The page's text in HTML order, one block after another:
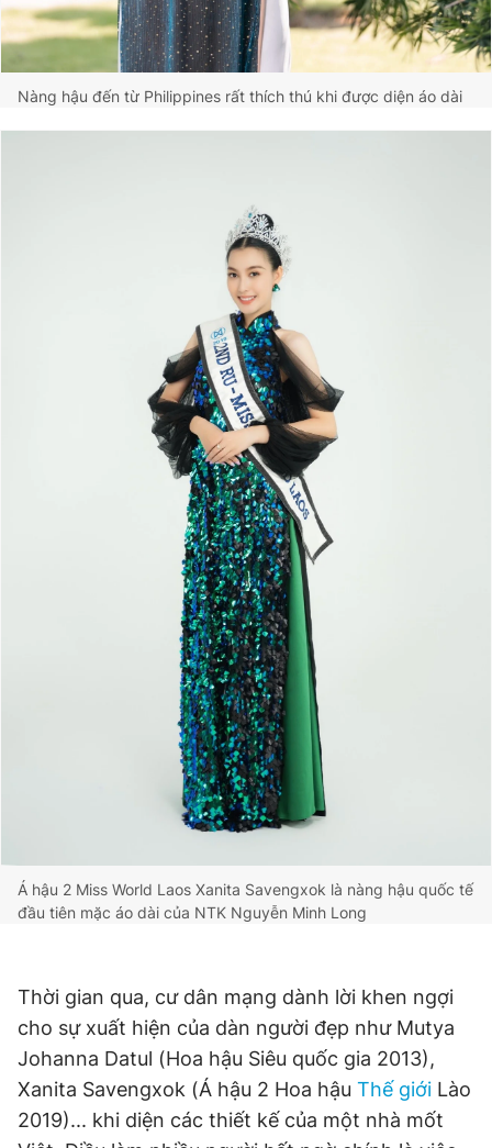
Nàng hậu đến từ Philippines rất thích thú khi được diện áo dài
Á hậu 2 Miss World Laos Xanita Savengxok là nàng hậu quốc tế
đầu tiên mặc áo dài của NTK Nguyễn Minh Long
Thời gian qua, cư dân mạng dành lời khen ngợi
cho sự xuất hiện của dàn người đẹp như Mutya
Johanna Datul (Hoa hậu Siêu quốc gia 2013),
Xanita Savengxok (Á hậu 2 Hoa hậu Thế giới Lào
2019)... khi diện các thiết kế của một nhà mốt